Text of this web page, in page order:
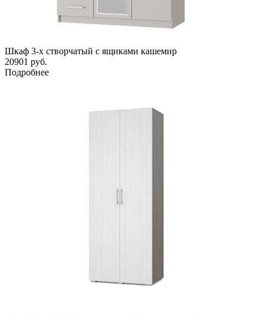
Шкаф 3-х створчатый с ящиками кашемир
20901 руб.
Подробнее